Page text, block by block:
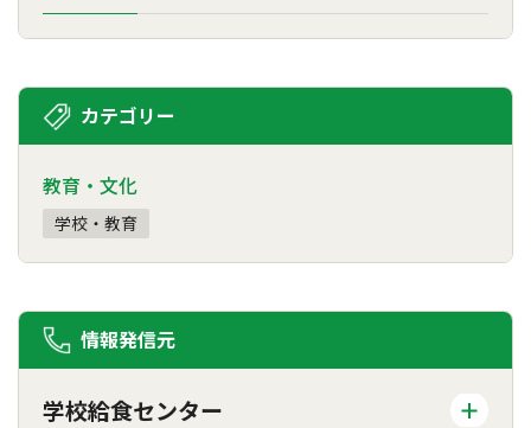
カテゴリー
教育・文化
学校・教育
情報発信元
学校給食センター